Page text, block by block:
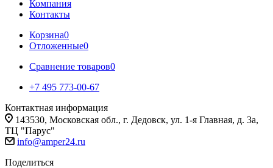
Компания
Контакты
Корзина0
Отложенные0
Сравнение товаров0
+7 495 773-00-67
Контактная информация
143530, Московская обл., г. Дедовск, ул. 1-я Главная, д. 3а,
ТЦ "Парус"
info@amper24.ru
Поделиться